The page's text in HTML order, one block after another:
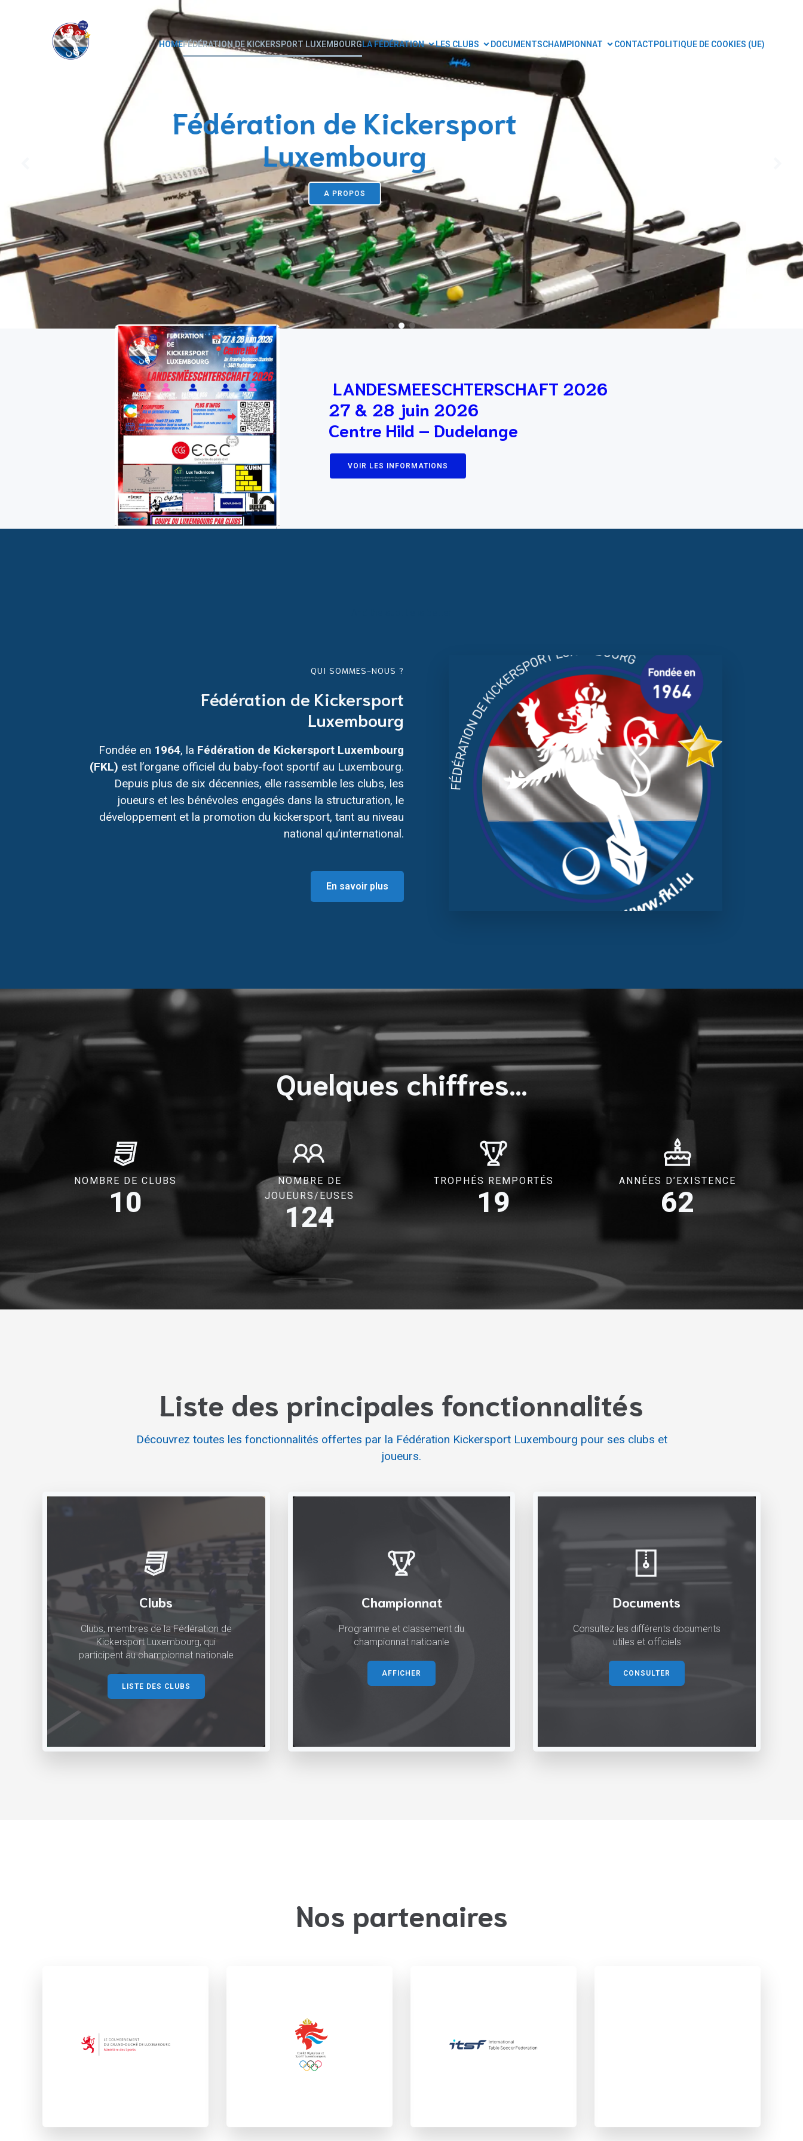
HOMEFÉDÉRATION DE KICKERSPORT LUXEMBOURGLA FÉDÉRATION LES CLUBS DOCUMENTSCHAMPIONNAT CONTACTPOLITIQUE DE COOKIES (UE)
Le championnat national
CONSULTER
LANDESMEESCHTERSCHAFT 2026
27 & 28 juin 2026
Centre Hild – Dudelange
VOIR LES INFORMATIONS
QUI SOMMES-NOUS ?
Fédération de Kickersport
Luxembourg
Fondée en 1964, la Fédération de Kickersport Luxembourg
(FKL) est l’organe officiel du baby-foot sportif au Luxembourg.
Depuis plus de six décennies, elle rassemble les clubs, les
joueurs et les bénévoles engagés dans la structuration, le
développement et la promotion du kickersport, tant au niveau
national qu’international.
En savoir plus
Quelques chiffres…
NOMBRE DE CLUBS
10
NOMBRE DE
JOUEURS/EUSES
124
TROPHÉS REMPORTÉS
19
ANNÉES D’EXISTENCE
62
Liste des principales fonctionnalités
Découvrez toutes les fonctionnalités offertes par la Fédération Kickersport Luxembourg pour ses clubs et
joueurs.
Clubs
Clubs, membres de la Fédération de
Kickersport Luxembourg, qui
participent au championnat nationale
LISTE DES CLUBS
Championnat
Programme et classement du
championnat natioanle
AFFICHER
Documents
Consultez les différents documents
utiles et officiels
CONSULTER
Nos partenaires